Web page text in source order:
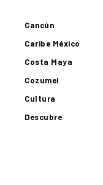
Cancún
Caribe México
Costa Maya
Cozumel
Cultura
Descubre